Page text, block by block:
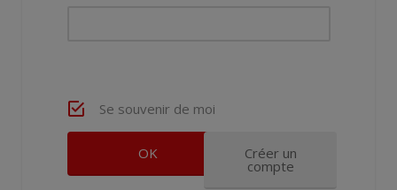
Se souvenir de moi
Créer un
compte